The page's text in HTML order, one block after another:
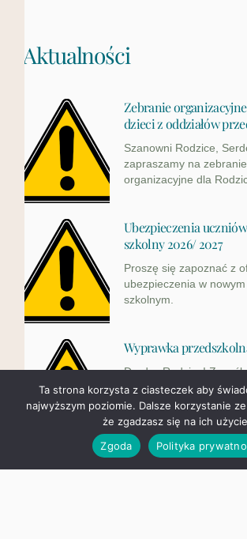
Aktualności
Zebranie
dzieci z oddziałów
Szanowni Rodzice,
zapraszamy na zebranie
organizacyjne dla
Ubezpieczenia
szkolny 2026/ 2027
Proszę się zapoznać z
ubezpieczenia w
szkolnym.
Wyprawka
Drodzy Rodzice! Z
przygotowaniu do
„Angielski jest fun-
Ta strona korzysta z ciasteczek aby
najwyższym poziomie. Dalsze korzystanie
że zgadzasz się na ich
Zgoda
Polityka